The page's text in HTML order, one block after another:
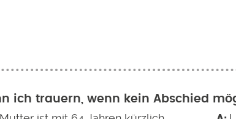
ich trauern, wenn kein Abschied